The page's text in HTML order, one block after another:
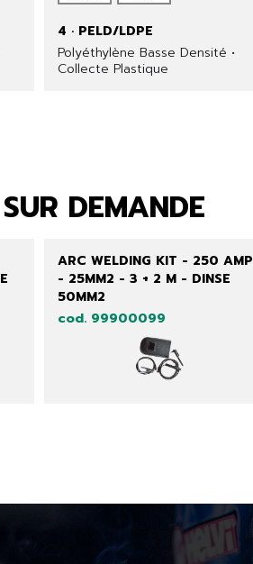
4 · PELD/LDPE
Polyéthylène Basse Densité •
Collecte Plastique
DEMANDE
ARC WELDING KIT - 250 AMP
- 25MM2 - 3 + 2 M - DINSE
50MM2
cod. 99900099